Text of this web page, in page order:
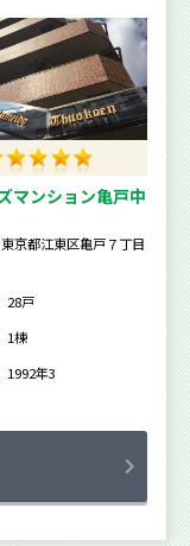
マンション亀戸中
京都江東区亀戸７丁目
28戸
1棟
1992年3